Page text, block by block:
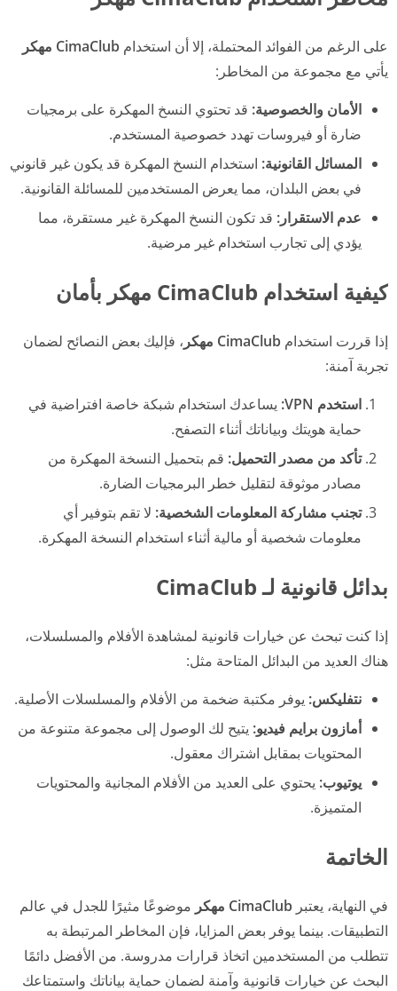
على الرغم من الفوائد المحتملة، إلا أن استخدام CimaClub مهكر
يأتي مع مجموعة من المخاطر:
الأمان والخصوصية: قد تحتوي النسخ المهكرة على برمجيات
ضارة أو فيروسات تهدد خصوصية المستخدم.
المسائل القانونية: استخدام النسخ المهكرة قد يكون غير قانوني
في بعض البلدان، مما يعرض المستخدمين للمسائلة القانونية.
عدم الاستقرار: قد تكون النسخ المهكرة غير مستقرة، مما
يؤدي إلى تجارب استخدام غير مرضية.
كيفية استخدام CimaClub مهكر بأمان
إذا قررت استخدام CimaClub مهكر
، فإليك بعض النصائح لضمان
تجربة آمنة:
استخدم VPN:
يساعدك استخدام شبكة خاصة افتراضية في
حماية هويتك وبياناتك أثناء التصفح.
تأكد من مصدر التحميل: قم بتحميل النسخة المهكرة من
مصادر موثوقة لتقليل خطر البرمجيات الضارة.
تجنب مشاركة المعلومات الشخصية: لا تقم بتوفير أي
معلومات شخصية أو مالية أثناء استخدام النسخة المهكرة.
بدائل قانونية لـ CimaClub
إذا كنت تبحث عن خيارات قانونية لمشاهدة الأفلام والمسلسلات،
هناك العديد من البدائل المتاحة مثل:
نتفليكس: يوفر مكتبة ضخمة من الأفلام والمسلسلات الأصلية.
أمازون برايم فيديو: يتيح لك الوصول إلى مجموعة متنوعة من
المحتويات بمقابل اشتراك معقول.
يوتيوب: يحتوي على العديد من الأفلام المجانية والمحتويات
المتميزة.
الخاتمة
في النهاية، يعتبر CimaClub مهكر
موضوعًا مثيرًا للجدل في عالم
التطبيقات. بينما يوفر بعض المزايا، فإن المخاطر المرتبطة به
تتطلب من المستخدمين اتخاذ قرارات مدروسة. من الأفضل دائمًا
البحث عن خيارات قانونية وآمنة لضمان حماية بياناتك واستمتاعك